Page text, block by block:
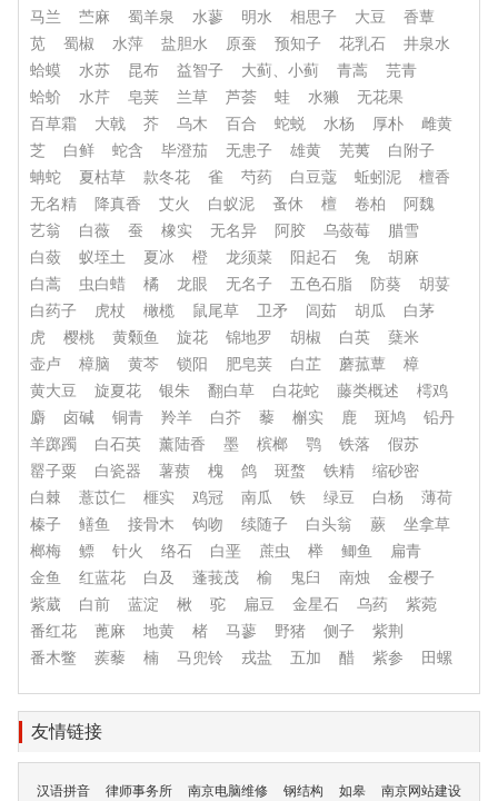
马兰
苎麻 蜀羊泉 水蓼 明水 相思子 大豆
香蕈
苋
蜀椒 水萍 盐胆水 原蚕 预知子 花乳石
井泉水
蛤蟆
水苏 昆布 益智子 大蓟、小蓟 青蒿
芫青
蛤蚧
水芹 皂荚 兰草 芦荟 蛙 水獭
无花果
百草霜
大戟 芥 乌木 百合 蛇蜕 水杨 厚朴
雌黄
芝
白鲜 蛇含 毕澄茄 无患子 雄黄 芜荑
白附子
蚺蛇
夏枯草 款冬花 雀 芍药 白豆蔻 蚯蚓泥
檀香
无名精
降真香 艾火 白蚁泥 蚤休 檀 卷柏
阿魏
艺翁
白薇 蚕 橡实 无名异 阿胶 乌蔹莓
腊雪
白蔹
蚁垤土 夏冰 橙 龙须菜 阳起石 兔
胡麻
白蒿
虫白蜡 橘 龙眼 无名子 五色石脂 防葵
胡荽
白药子
虎杖 橄榄 鼠尾草 卫矛 闾茹 胡瓜
白茅
虎
樱桃 黄颡鱼 旋花 锦地罗 胡椒 白英
蘖米
壶卢
樟脑 黄芩 锁阳 肥皂荚 白芷 蘑菰蕈
樟
黄大豆
旋夏花 银朱 翻白草 白花蛇 藤类概述
樗鸡
麝
卤碱 铜青 羚羊 白芥 藜 槲实 鹿 斑鸠
铅丹
羊踯躅
白石英 薰陆香 墨 槟榔 鹗 铁落
假苏
罂子粟
白瓷器 薯蓣 槐 鸽 斑蝥 铁精
缩砂密
白棘
薏苡仁 榧实 鸡冠 南瓜 铁 绿豆 白杨
薄荷
榛子
鳝鱼 接骨木 钩吻 续随子 白头翁 蕨
坐拿草
榔梅
鳔 针火 络石 白垩 蔗虫 榉 鲫鱼
扁青
金鱼
红蓝花 白及 蓬莪茂 榆 鬼臼 南烛
金樱子
紫葳
白前 蓝淀 楸 驼 扁豆 金星石 乌药
紫菀
番红花
蓖麻 地黄 楮 马蓼 野猪 侧子
紫荆
番木鳖
蒺藜 楠 马兜铃 戎盐 五加 醋 紫参 田螺
友情链接
汉语拼音 律师事务所 南京电脑维修 钢结构 如皋 南京网站建设